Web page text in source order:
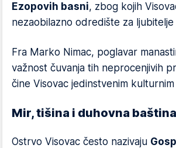
Ezopovih basni, zbog kojih
nezaobilazno odredište za ljubitelje
Fra Marko Nimac, poglavar
važnost čuvanja tih neprocenjivih
čine Visovac jedinstvenim
Mir, tišina i duhovna baština
Ostrvo Visovac često nazivaju